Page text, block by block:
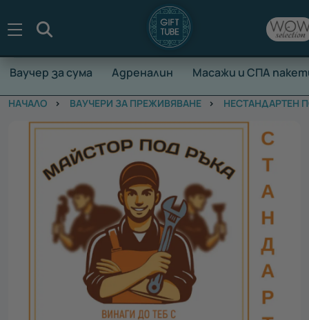
Ваучер за сума Адреналин Масажи и СПА
НАЧАЛО ВАУЧЕРИ ЗА ПРЕЖИВЯВАНЕ НЕСТАНДАРТЕН